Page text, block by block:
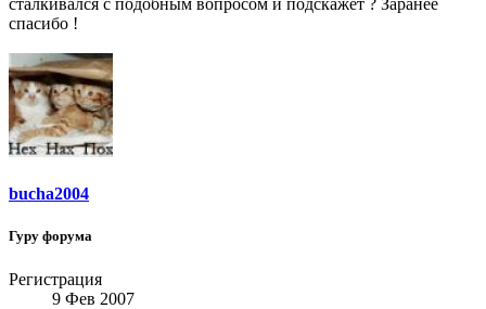
сталкивался с подобным вопросом и подскажет ? Заранее
спасибо !
bucha2004
Гуру форума
Регистрация
9 Фев 2007